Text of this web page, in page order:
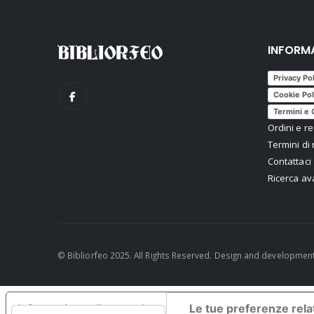
Privacy
Cookie
Termini e
Ordini e
Termini di
Contattaci
Ricerca
© Bibliorfeo 2025. All Rights Reserved. Design and
Informativa sulla raccolta Le tue preferenze